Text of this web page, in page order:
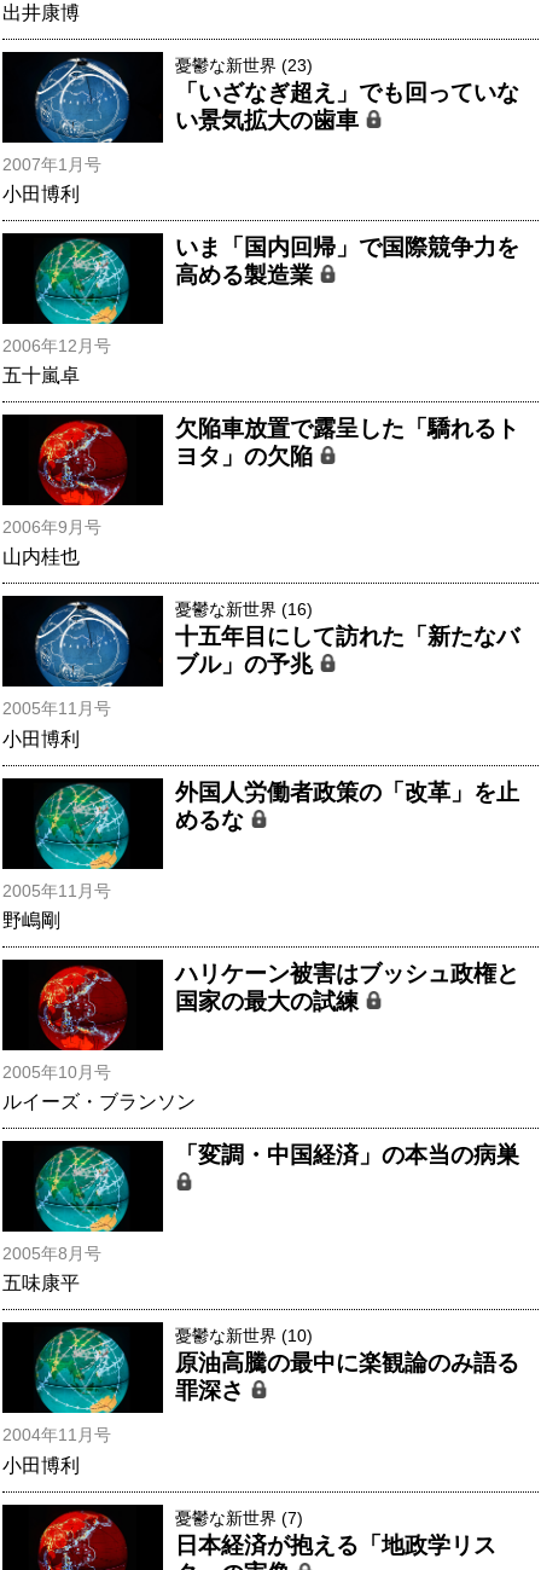
出井康博
憂鬱な新世界 (23)
「いざなぎ超え」でも回っていな
い景気拡大の歯車
2007年1月号
小田博利
いま「国内回帰」で国際競争力を
高める製造業
2006年12月号
五十嵐卓
欠陥車放置で露呈した「驕れるト
ヨタ」の欠陥
2006年9月号
山内桂也
憂鬱な新世界 (16)
十五年目にして訪れた「新たなバ
ブル」の予兆
2005年11月号
小田博利
外国人労働者政策の「改革」を止
めるな
2005年11月号
野嶋剛
ハリケーン被害はブッシュ政権と
国家の最大の試練
2005年10月号
ルイーズ・ブランソン
「変調・中国経済」の本当の病巣
2005年8月号
五味康平
憂鬱な新世界 (10)
原油高騰の最中に楽観論のみ語る
罪深さ
2004年11月号
小田博利
憂鬱な新世界 (7)
日本経済が抱える「地政学リス